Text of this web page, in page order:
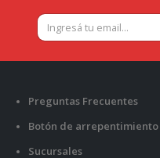
Preguntas Frecuentes
Botón de arrepentimiento
Sucursales